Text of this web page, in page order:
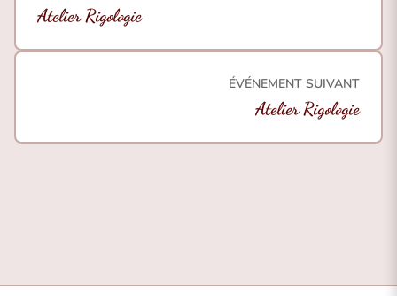
Atelier Rigologie
ÉVÉNEMENT SUIVANT
Atelier Rigologie